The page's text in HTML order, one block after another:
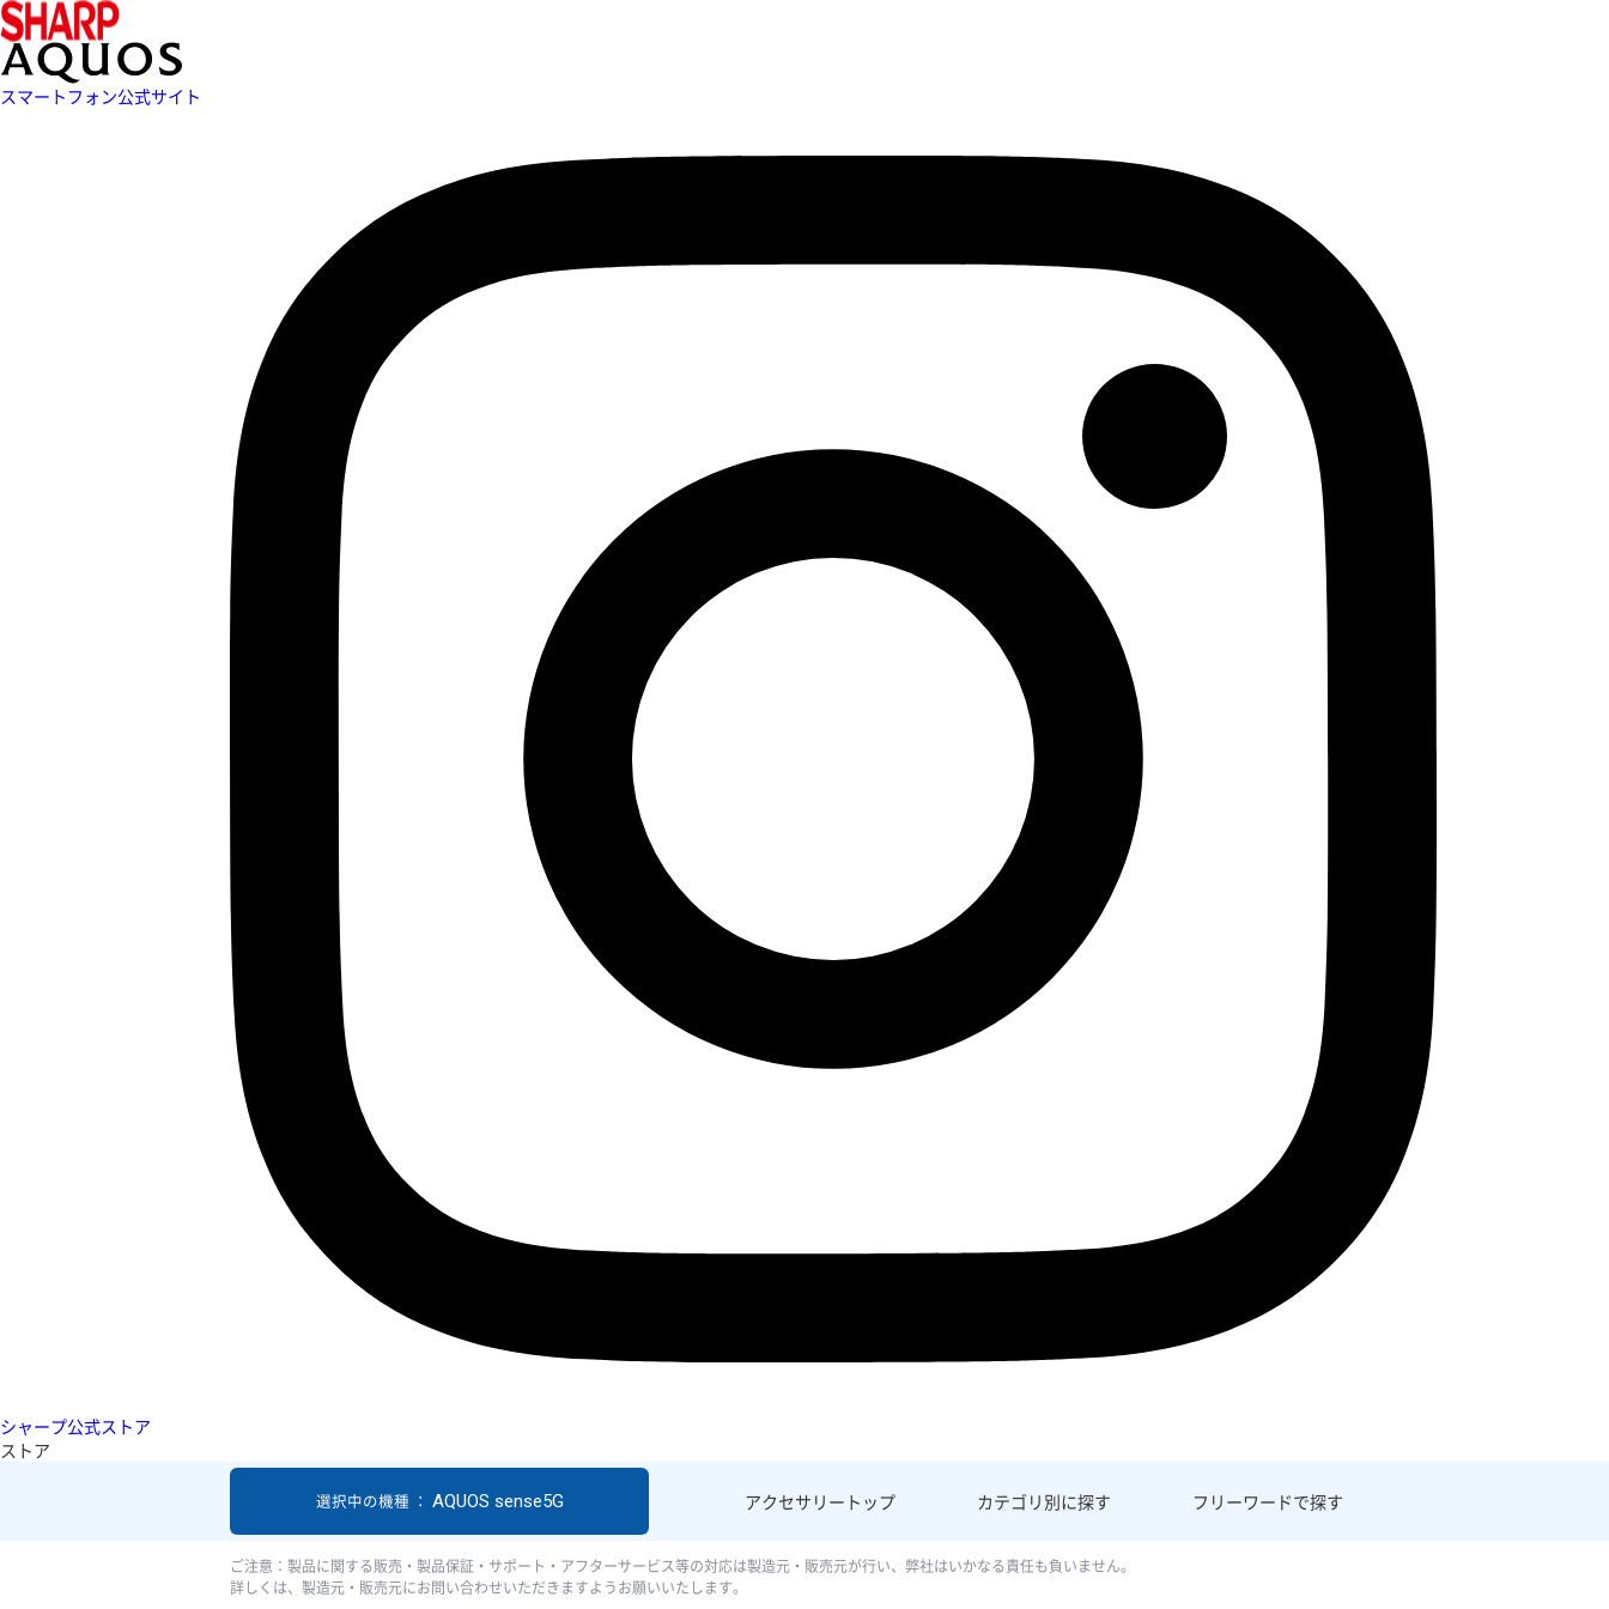
スマートフォン公式サイト
シャープ公式ストア
ストア
アクセサリー トップ カテゴリ別に探す フリーワードで探す
選択中の機種 ： AQUOS sense5G
ご注意：製品に関する販売・製品保証・サポート・アフターサービス等の対応は製造元・販売元が行い、弊社はいかなる責任も負いません。
詳しくは、製造元・販売元にお問い合わせいただきますようお願いいたします。